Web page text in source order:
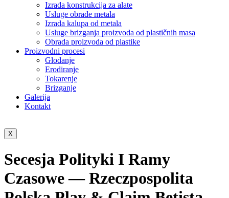
Izrada konstrukcija za alate
Usluge obrade metala
Izrada kalupa od metala
Usluge brizganja proizvoda od plastičnih masa
Obrada proizvoda od plastike
Proizvodni procesi
Glodanje
Erodiranje
Tokarenje
Brizganje
Galerija
Kontakt
X
Secesja Polityki I Ramy
Czasowe — Rzeczpospolita